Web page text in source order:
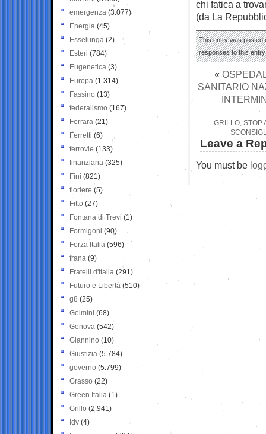
chi fatica a
(da La
This entry was posted
responses to this
«
SANITARIO
GRILLO, STOP
Leave a
You must be
emergenza (3.077)
Energia (45)
Esselunga (2)
Esteri (784)
Eugenetica (3)
Europa (1.314)
Fassino (13)
federalismo (167)
Ferrara (21)
Ferretti (6)
ferrovie (133)
finanziaria (325)
Fini (821)
fioriere (5)
Fitto (27)
Fontana di Trevi (1)
Formigoni (90)
Forza Italia (596)
frana (9)
Fratelli d'Italia (291)
Futuro e Libertà (510)
g8 (25)
Gelmini (68)
Genova (542)
Giannino (10)
Giustizia (5.784)
governo (5.799)
Grasso (22)
Green Italia (1)
Grillo (2.941)
Idv (4)